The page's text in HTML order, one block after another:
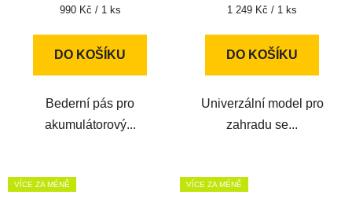
Měrná
990 Kč / 1 ks
DO KOŠÍKU
Bederní pás pro
akumulátorový...
Měrná
1 249 Kč / 1 ks
DO KOŠÍKU
Univerzální model pro
zahradu se...
VÍCE ZA MÉNĚ VÍCE ZA MÉNĚ